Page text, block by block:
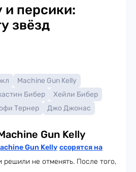
и персики:
звёзд
Machine Gun Kelly
Бибер
Хейли Бибер
Тернер
Джо Джонас
Gun Kelly
Gun Kelly ссорятся на
решили не отменять. После того,